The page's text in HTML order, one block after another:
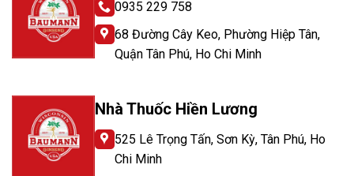
0935 229 758
68 Đường Cây Keo, Phường Hiệp Tân,
Quận Tân Phú, Ho Chi Minh
Nhà Thuốc Hiền Lương
525 Lê Trọng Tấn, Sơn Kỳ, Tân Phú, Ho
Chi Minh